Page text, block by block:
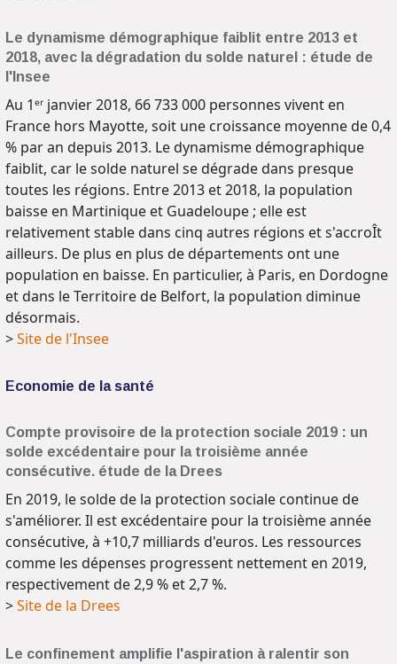
Le dynamisme démographique faiblit entre 2013 et
2018, avec la dégradation du solde naturel : étude de
l'Insee
Au 1ᵉʳ janvier 2018, 66 733 000 personnes vivent en
France hors Mayotte, soit une croissance moyenne de 0,4
% par an depuis 2013. Le dynamisme démographique
faiblit, car le solde naturel se dégrade dans presque
toutes les régions. Entre 2013 et 2018, la population
baisse en Martinique et Guadeloupe ; elle est
relativement stable dans cinq autres régions et s'accroÎt
ailleurs. De plus en plus de départements ont une
population en baisse. En particulier, à Paris, en Dordogne
et dans le Territoire de Belfort, la population diminue
désormais.
>Site de l'Insee
Economie de la santé
Compte provisoire de la protection sociale 2019 : un
solde excédentaire pour la troisième année
consécutive. étude de la Drees
En 2019, le solde de la protection sociale continue de
s'améliorer. Il est excédentaire pour la troisième année
consécutive, à +10,7 milliards d'euros. Les ressources
comme les dépenses progressent nettement en 2019,
respectivement de 2,9 % et 2,7 %.
>Site de la Drees
Le confinement amplifie l'aspiration à ralentir son